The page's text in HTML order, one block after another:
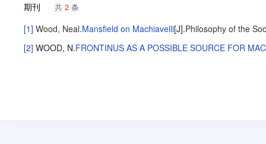
期刊 共 2 条
[1] Wood, Neal.Mansfield on Machiavelli[J].Philosophy of the
[2] WOOD, N.FRONTINUS AS A POSSIBLE SOURCE FOR